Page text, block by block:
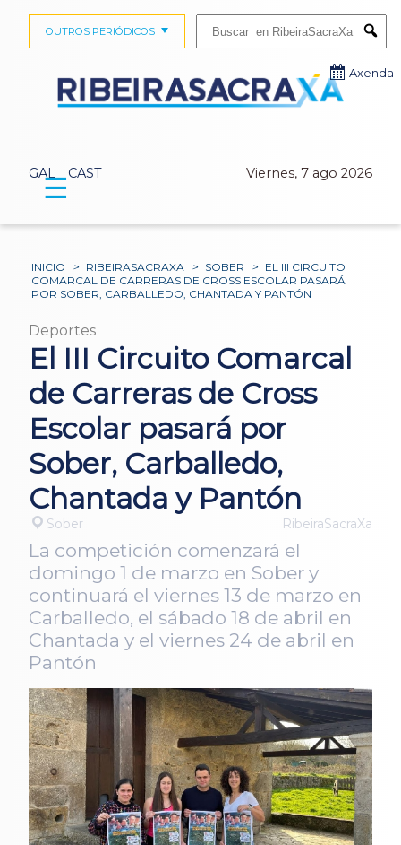
GAL CAST Viernes, 7 ago 2026
OUTROS PERIÓDICOS
Axenda
☰
INICIO > RIBEIRASACRAXA > SOBER > EL III CIRCUITO
COMARCAL DE CARRERAS DE CROSS ESCOLAR PASARÁ
POR SOBER, CARBALLEDO, CHANTADA Y PANTÓN
Deportes
El III Circuito Comarcal
de Carreras de Cross
Escolar pasará por
Sober, Carballedo,
Chantada y Pantón
Sober RibeiraSacraXa
La competición comenzará el
domingo 1 de marzo en Sober y
continuará el viernes 13 de marzo en
Carballedo, el sábado 18 de abril en
Chantada y el viernes 24 de abril en
Pantón